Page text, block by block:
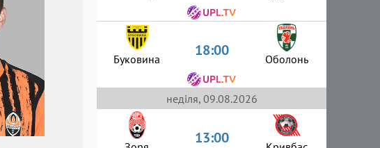
Буковина 18:00 Оболонь
неділя, 09.08.2026
13:00